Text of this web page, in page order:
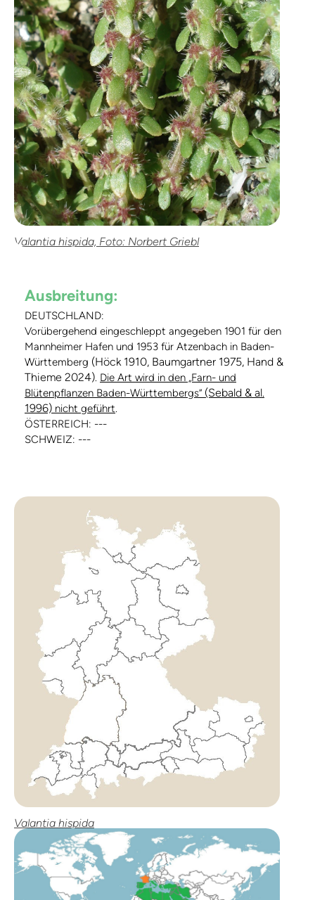
Valantia hispida, Foto: Norbert Griebl
Ausbreitung:
DEUTSCHLAND:
Vorübergehend eingeschleppt angegeben 1901 für den
Mannheimer Hafen und 1953 für Atzenbach in Baden-
Württemberg (Höck 1910, Baumgartner 1975, Hand &
Thieme 2024). Die Art wird in den „Farn- und
Blütenpflanzen Baden-Württembergs“ (Sebald & al.
1996) nicht geführt.
ÖSTERREICH: ---
SCHWEIZ: ---
Valantia hispida